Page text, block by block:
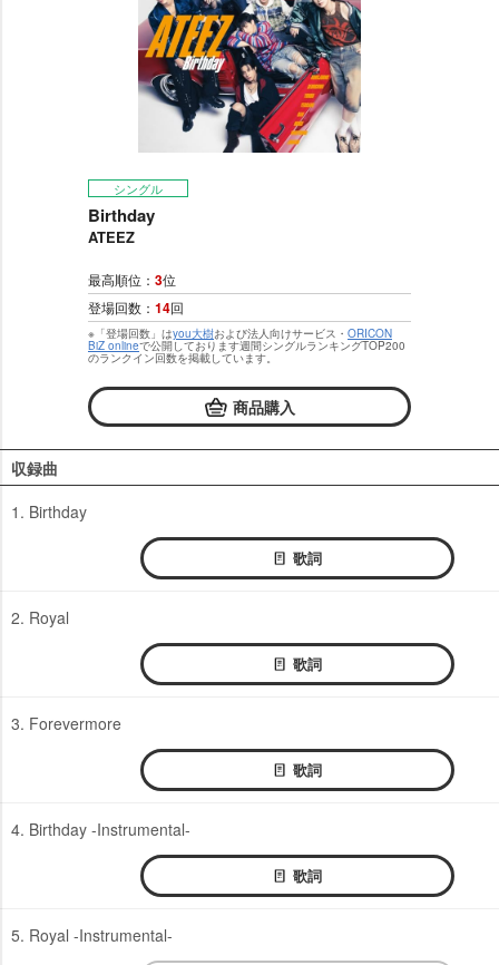
シングル
Birthday
ATEEZ
最高順位： 3位
登場回数： 14回
※「登場回数」はyou大樹および法人向けサービス・ ORICON
BiZ onlineで公開しております週間シングルランキングTOP200
のランクイン回数を掲載しています。
商品購入
収録曲
1. Birthday
歌詞
2. Royal
歌詞
3. Forevermore
歌詞
4. Birthday -Instrumental-
歌詞
5. Royal -Instrumental-